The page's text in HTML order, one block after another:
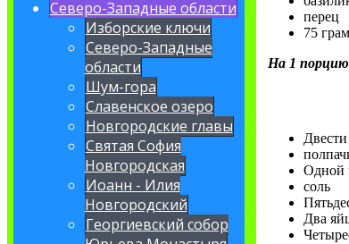
Северо-Западные области
Изборские ключи
Северо-Западные
области
Шум-гора
Славенское озеро
Новгородские главы
Святая София
Новгородская
Иоанн - Илия
Новгородский
Георгиевский собор
перец
75
На 1
Одной
соль
Два